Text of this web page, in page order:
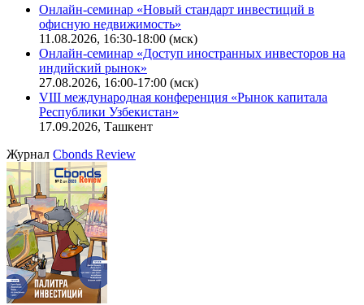
Онлайн-семинар «Новый стандарт инвестиций в
офисную недвижимость»
11.08.2026, 16:30-18:00 (мск)
Онлайн-семинар «Доступ иностранных инвесторов на
индийский рынок»
27.08.2026, 16:00-17:00 (мск)
VIII международная конференция «Рынок капитала
Республики Узбекистан»
17.09.2026, Ташкент
Журнал Cbonds Review